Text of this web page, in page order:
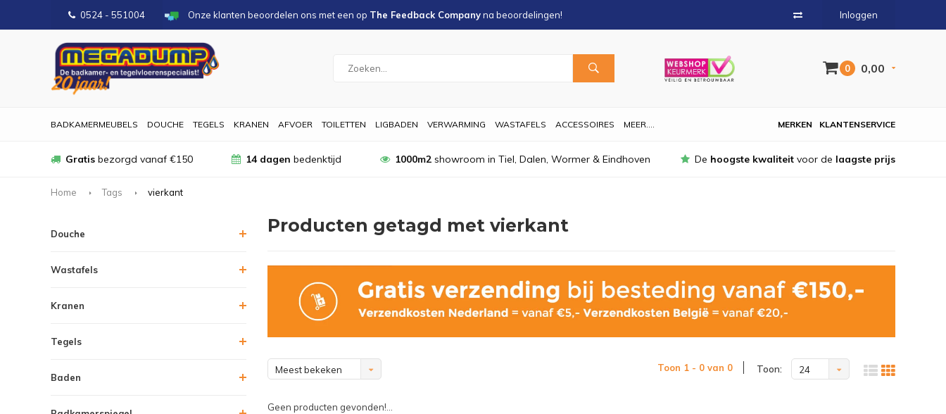
0524 - 551004 Onze klanten beoordelen ons met een op The Feedback Companyna beoordelingen! Inloggen
0 0,00
BADKAMERMEUBELS DOUCHE TEGELS KRANEN AFVOER TOILETTEN LIGBADEN VERWARMING WASTAFELS ACCESSOIRES MEER.... KLANTENSERVICE
MERKEN
Gratis bezorgd vanaf €150 14 dagen bedenktijd 1000m2showroom in Tiel, Dalen, Wormer & Eindhoven De hoogste kwaliteit voor de laagste prijs
Home Tags vierkant
Douche
Wastafels
Kranen
Tegels
Baden
Producten getagd met vierkant
Meest bekeken Toon 1 - 0 van 0 Toon: 24
Geen producten gevonden!...